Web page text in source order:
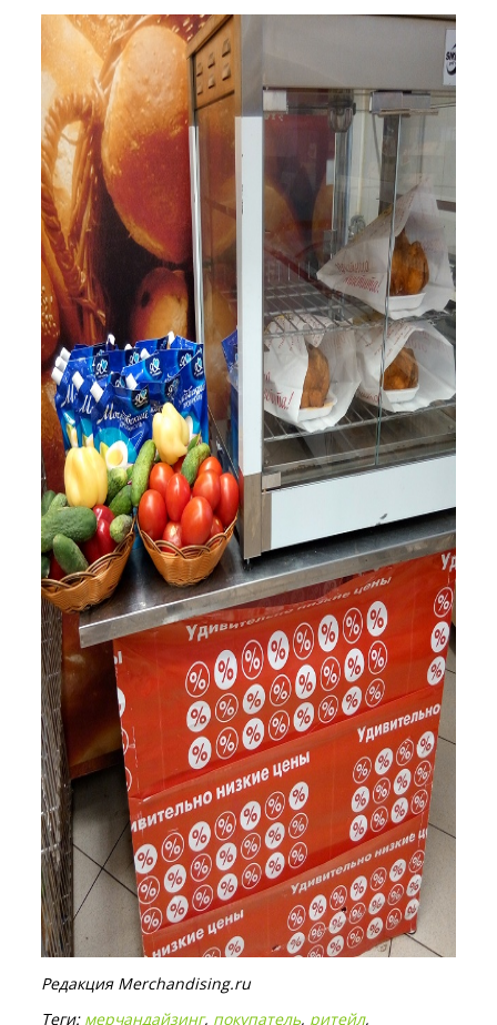
Редакция Merchandising.ru
Теги: мерчандайзинг, покупатель, ритейл,